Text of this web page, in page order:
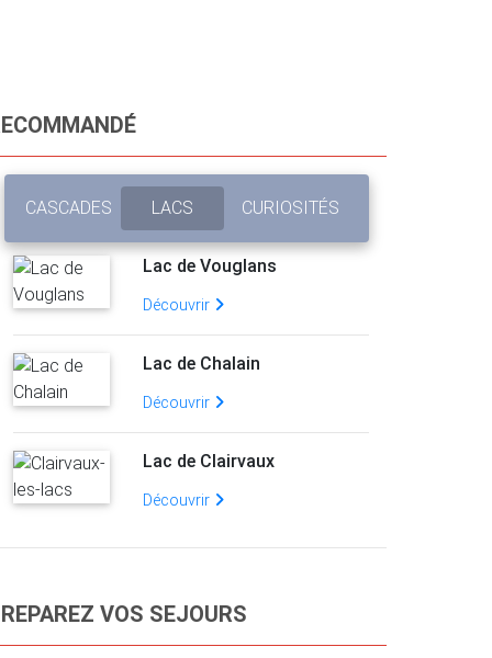
CASCADES LACS CURIOSITÉS
Lac de Vouglans
Découvrir
Lac de Chalain
Découvrir
Lac de Clairvaux
Découvrir
VOS SEJOURS